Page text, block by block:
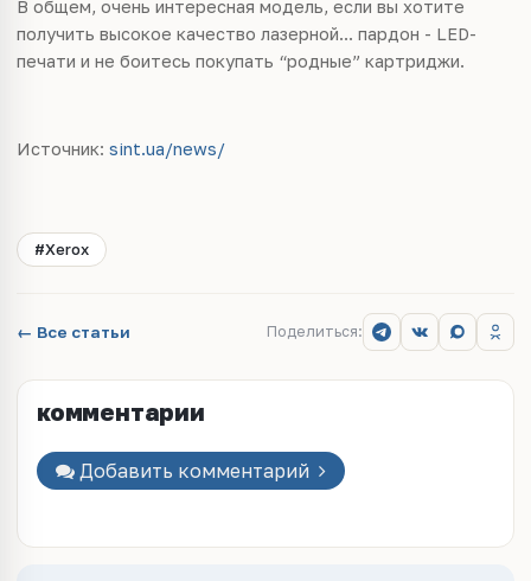
В общем, очень интересная модель, если вы хотите
получить высокое качество лазерной... пардон - LED-
печати и не боитесь покупать “родные” картриджи.
Источник: sint.ua/news/
#Xerox
← Все статьи Поделиться:
комментарии
Добавить комментарий